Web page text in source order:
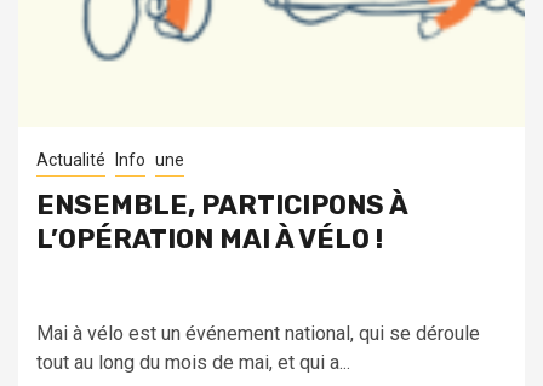
Actualité Info une
ENSEMBLE, PARTICIPONS À
L’OPÉRATION MAI À VÉLO !
Mai à vélo est un événement national, qui se déroule
tout au long du mois de mai, et qui a...